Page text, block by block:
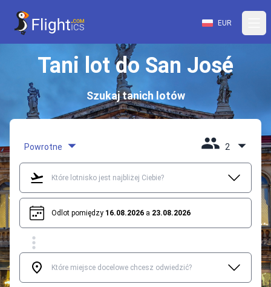
EUR
Tani lot do San José
Szukaj tanich lotów
Powrotne 2
Odlot pomiędzy 16.08.2026 a 23.08.2026